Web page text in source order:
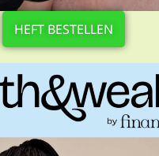
HEFT BESTELLEN